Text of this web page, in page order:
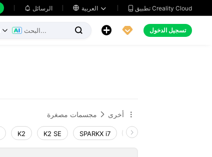
 الرسائل    تطبيق Creality Cloud
    تسجيل الدخول
مجسمات مصغرة  أخرى 
K2 K2 SE SPARKX i7 Creality Hi